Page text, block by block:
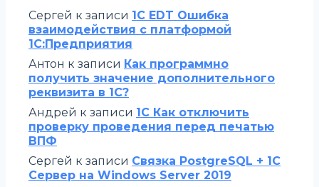
Сергей к записи 1C EDT Ошибка
взаимодействия с платформой
1С:Предприятия
Антон к записи Как программно
получить значение дополнительного
реквизита в 1С?
Андрей к записи 1С Как отключить
проверку проведения перед печатью
ВПФ
Сергей к записи Связка PostgreSQL + 1С
Сервер на Windows Server 2019